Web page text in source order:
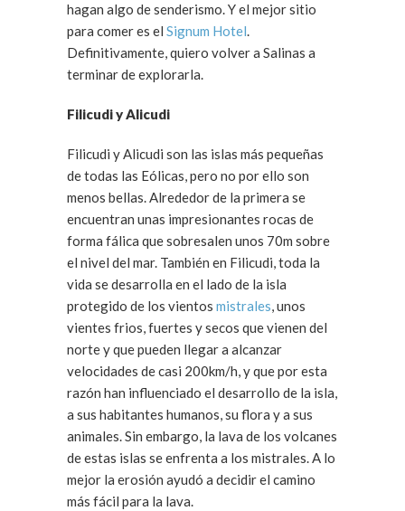
hagan algo de senderismo. Y el mejor sitio
para comer es el Signum Hotel.
Definitivamente, quiero volver a Salinas a
terminar de explorarla.
Filicudi y Alicudi
Filicudi y Alicudi son las islas más pequeñas
de todas las Eólicas, pero no por ello son
menos bellas. Alrededor de la primera se
encuentran unas impresionantes rocas de
forma fálica que sobresalen unos 70m sobre
el nivel del mar. También en Filicudi, toda la
vida se desarrolla en el lado de la isla
protegido de los vientos mistrales, unos
vientes frios, fuertes y secos que vienen del
norte y que pueden llegar a alcanzar
velocidades de casi 200km/h, y que por esta
razón han influenciado el desarrollo de la isla,
a sus habitantes humanos, su flora y a sus
animales. Sin embargo, la lava de los volcanes
de estas islas se enfrenta a los mistrales. A lo
mejor la erosión ayudó a decidir el camino
más fácil para la lava.